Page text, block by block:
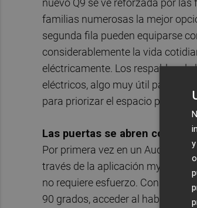
nuevo Q9 se ve reforzada por
familias numerosas la mejor
segunda fila pueden equiparse
considerablemente la vida
eléctricamente. Los respaldos
eléctricos, algo muy útil para
para priorizar el espacio para los
Las puertas se abren con
Por primera vez en un Audi
través de la aplicación myAudi,
no requiere esfuerzo. Con un
90 grados, acceder al habitáculo